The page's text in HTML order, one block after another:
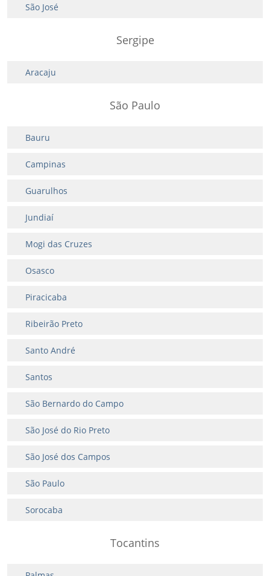
São José
Sergipe
Aracaju
São Paulo
Bauru
Campinas
Guarulhos
Jundiaí
Mogi das Cruzes
Osasco
Piracicaba
Ribeirão Preto
Santo André
Santos
São Bernardo do Campo
São José do Rio Preto
São José dos Campos
São Paulo
Sorocaba
Tocantins